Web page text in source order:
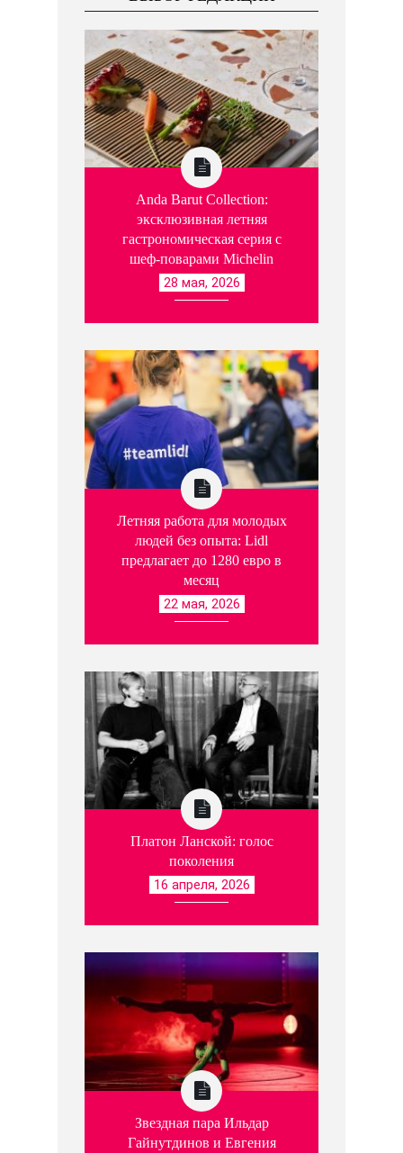
Anda Barut Collection:
эксклюзивная летняя
гастрономическая серия с
шеф-поварами Michelin
28 мая, 2026
Летняя работа для молодых
людей без опыта: Lidl
предлагает до 1280 евро в
месяц
22 мая, 2026
Платон Ланской: голос
поколения
16 апреля, 2026
Звездная пара Ильдар
Гайнутдинов и Евгения